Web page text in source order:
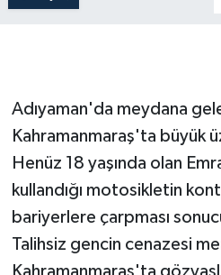
Adıyaman'da meydana
Kahramanmaraş'ta büyük
Henüz 18 yaşında olan
kullandığı motosikletin
bariyerlere çarpması
Talihsiz gencin cenazesi
ROPORTAJ
KADIN-AİLE
YEREL YÖNETİM
MEDYA
SEÇİM 2011